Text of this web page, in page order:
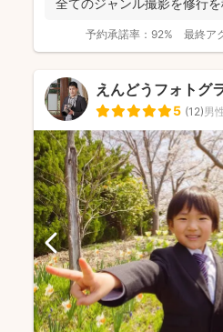
全てのジャンル撮影を修行
予約承諾率： 92% 最終ア
えんどうフォトグ
5 (12)男